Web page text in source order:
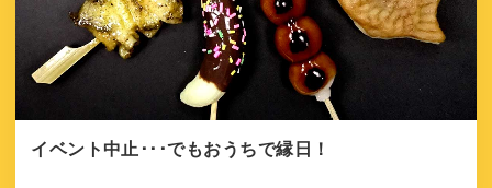
イベント中止･･･でもおうちで縁日！